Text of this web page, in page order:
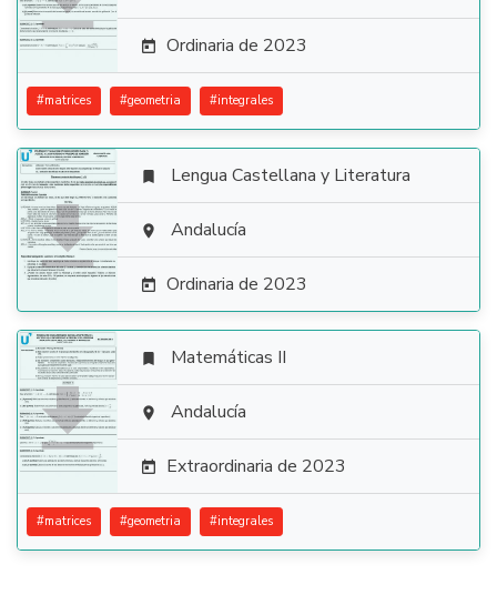
 Ordinaria de 2023
#matrices #geometria #integrales

 Lengua Castellana y Literatura
 Andalucía
 Ordinaria de 2023

 Matemáticas II
 Andalucía
 Extraordinaria de 2023
#matrices #geometria #integrales